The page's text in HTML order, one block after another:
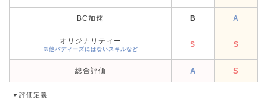
BC加速 B A
オリジナリティー
※他バディーズにはないスキルなど
S S
総合評価 A S
▼評価定義